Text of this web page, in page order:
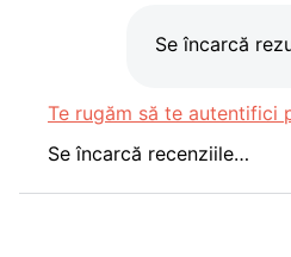
Se încarcă
Te rugăm să te autentifici
Se încarcă recenziile…